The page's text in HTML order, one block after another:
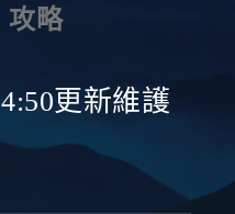
攻略
更新維護